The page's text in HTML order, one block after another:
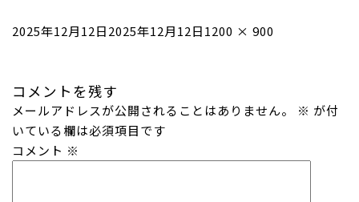
投
2025年12月12日2025年12月12日フ
ズ
1200 × 900
コメントを残す
メールアドレスが公開されることはありません。 ※ が付
いている欄は必須項目です
コメント ※